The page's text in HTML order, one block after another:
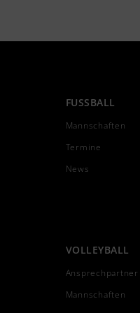
FUSSBALL
Mannschaften
Termine
News
VOLLEYBALL
Ansprechpartner
Mannschaften